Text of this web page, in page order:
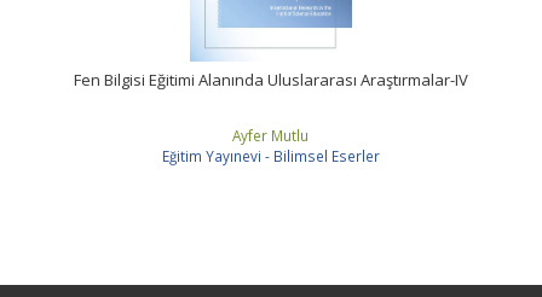
Fen Bilgisi Eğitimi Alanında Uluslararası Araştırmalar-IV
Ayfer Mutlu
Eğitim Yayınevi - Bilimsel Eserler